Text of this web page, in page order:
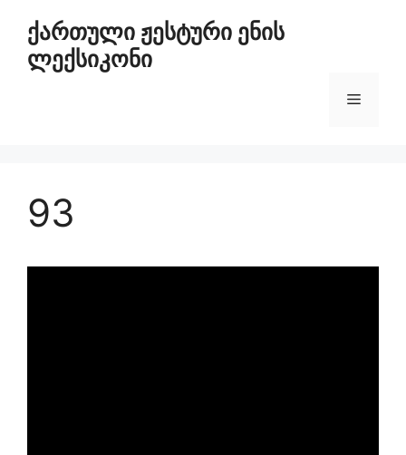
ქართული ჟესტური ენის
ლექსიკონი
93